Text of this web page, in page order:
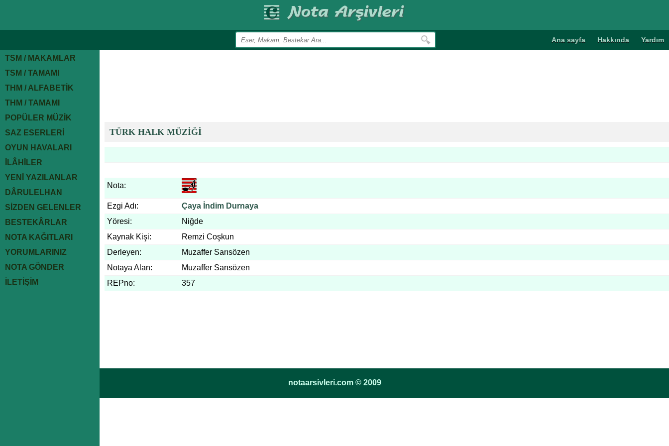
Ana sayfa Hakkında Yardım
TSM / MAKAMLAR
TSM / TAMAMI
THM / ALFABETİK
THM / TAMAMI
POPÜLER MÜZİK
SAZ ESERLERİ
OYUN HAVALARI
İLÂHİLER
YENİ YAZILANLAR
DÂRULELHAN
SİZDEN GELENLER
BESTEKÂRLAR
NOTA KAĞITLARI
YORUMLARINIZ
NOTA GÖNDER
İLETİŞİM
TÜRK HALK MÜZİĞİ
Nota:
Ezgi Adı:
Çaya İndim Durnaya
Yöresi:
Niğde
Kaynak Kişi:
Remzi Coşkun
Derleyen:
Muzaffer Sarısözen
Notaya Alan:
Muzaffer Sarısözen
REPno:
357
notaarsivleri.com © 2009